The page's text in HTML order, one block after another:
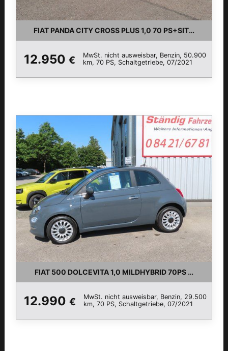
FIAT PANDA CITY CROSS PLUS 1,0 70 PS+SITZ+WSS
12.950 €
MwSt. nicht ausweisbar, Benzin, 50.900
km, 70 PS, Schaltgetriebe, 07/2021
FIAT 500 DOLCEVITA 1,0 MILDHYBRID
12.990 €
MwSt. nicht ausweisbar, Benzin, 29.500
km, 70 PS, Schaltgetriebe, 07/2021